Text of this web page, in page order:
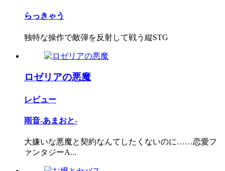
らっきゃう
独特な操作で敵弾を反射して戦う縦STG
ロゼリアの悪魔
レビュー
雨音‐あまおと‐
大嫌いな悪魔と契約なんてしたくないのに……恋愛フ
ァンタジーA...